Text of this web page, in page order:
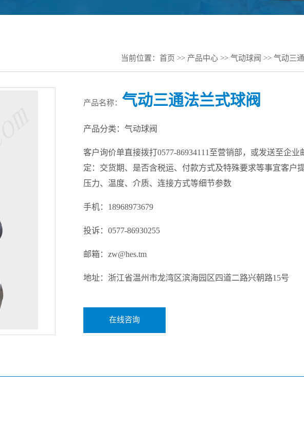
当前位置： 首页 >> 产品中心 >> 气动球阀 >> 气动三
产品名称： 气动三通法兰式球阀
产品分类：气动球阀
客户询价单直接拨打0577-86934111至营销部，或发送至企业
定：交货期、是否含税运、付款方式及特殊要求等事宜客户
压力、温度、介质、连接方式等细节参数
手机：18968973679
投诉：0577-86930255
邮箱：zw@hes.tm
地址：浙江省温州市龙湾区滨海园区四道二路兴朝路15号
在线咨询